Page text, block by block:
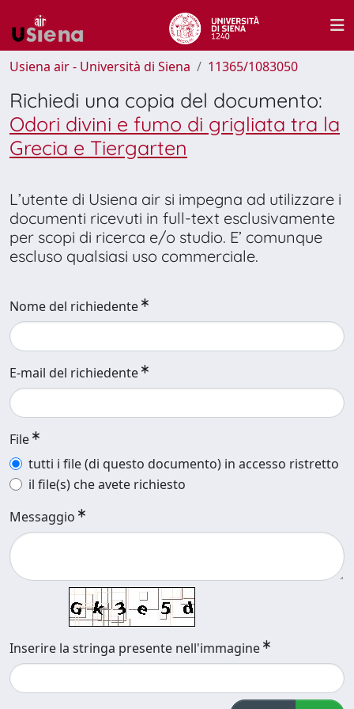
Usiena air - Università di Siena 11365/1083050
Richiedi una copia del documento:
Odori divini e fumo di grigliata tra la
Grecia e Tiergarten
L’utente di Usiena air si impegna ad utilizzare i
documenti ricevuti in full-text esclusivamente
per scopi di ricerca e/o studio. E’ comunque
escluso qualsiasi uso commerciale.
Nome del richiedente
E-mail del richiedente
File
tutti i file (di questo documento) in accesso ristretto
il file(s) che avete richiesto
Messaggio
Inserire la stringa presente nell'immagine